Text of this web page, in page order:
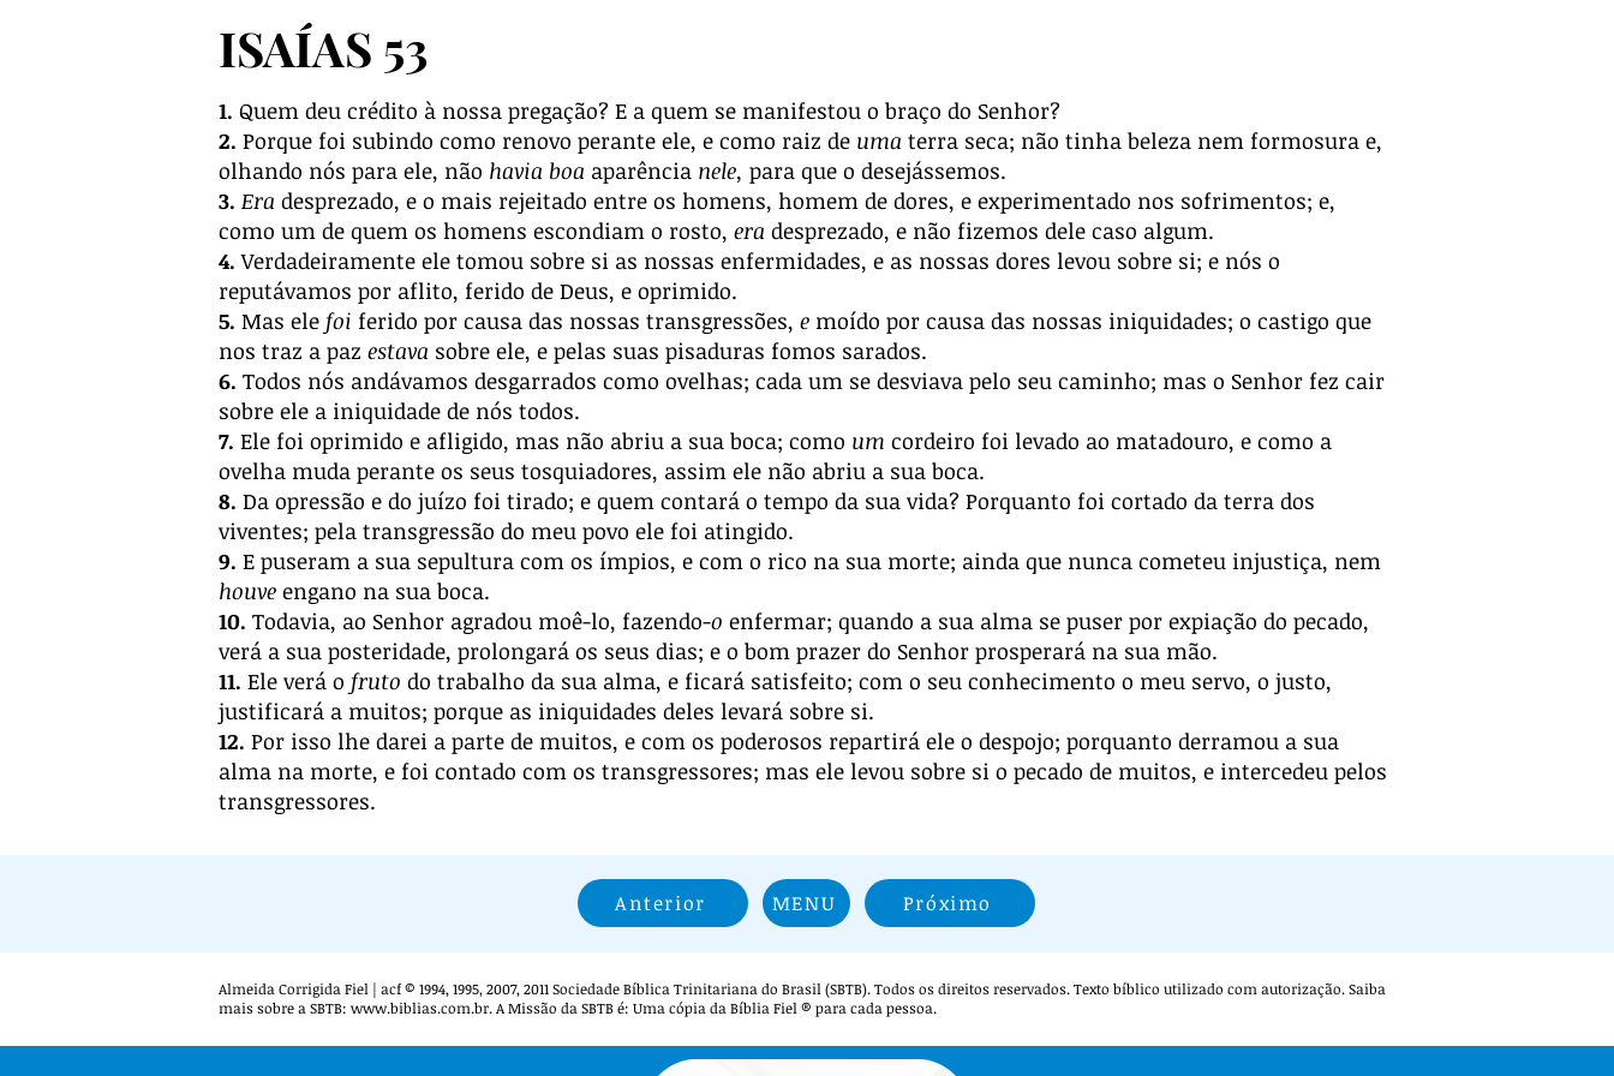
ISAÍAS 53
1. Quem deu crédito à nossa pregação? E a quem se manifestou o braço do Senhor?
2. Porque foi subindo como renovo perante ele, e como raiz de uma terra seca; não tinha beleza nem formosura e,
olhando nós para ele, não havia boa aparência nele, para que o desejássemos.
3. Era desprezado, e o mais rejeitado entre os homens, homem de dores, e experimentado nos sofrimentos; e,
como um de quem os homens escondiam o rosto, era desprezado, e não fizemos dele caso algum.
4. Verdadeiramente ele tomou sobre si as nossas enfermidades, e as nossas dores levou sobre si; e nós o
reputávamos por aflito, ferido de Deus, e oprimido.
5. Mas ele foi ferido por causa das nossas transgressões, e moído por causa das nossas iniquidades; o castigo que
nos traz a paz estava sobre ele, e pelas suas pisaduras fomos sarados.
6. Todos nós andávamos desgarrados como ovelhas; cada um se desviava pelo seu caminho; mas o Senhor fez cair
sobre ele a iniquidade de nós todos.
7. Ele foi oprimido e afligido, mas não abriu a sua boca; como um cordeiro foi levado ao matadouro, e como a
ovelha muda perante os seus tosquiadores, assim ele não abriu a sua boca.
8. Da opressão e do juízo foi tirado; e quem contará o tempo da sua vida? Porquanto foi cortado da terra dos
viventes; pela transgressão do meu povo ele foi atingido.
9. E puseram a sua sepultura com os ímpios, e com o rico na sua morte; ainda que nunca cometeu injustiça, nem
houve engano na sua boca.
10. Todavia, ao Senhor agradou moê-lo, fazendo-o enfermar; quando a sua alma se puser por expiação do pecado,
verá a sua posteridade, prolongará os seus dias; e o bom prazer do Senhor prosperará na sua mão.
11. Ele verá o fruto do trabalho da sua alma, e ficará satisfeito; com o seu conhecimento o meu servo, o justo,
justificará a muitos; porque as iniquidades deles levará sobre si.
12. Por isso lhe darei a parte de muitos, e com os poderosos repartirá ele o despojo; porquanto derramou a sua
alma na morte, e foi contado com os transgressores; mas ele levou sobre si o pecado de muitos, e intercedeu pelos
transgressores.
Anterior MENU Próximo
Almeida Corrigida Fiel | acf © 1994, 1995, 2007, 2011 Sociedade Bíblica Trinitariana do Brasil (SBTB). Todos os direitos reservados. Texto bíblico utilizado com autorização. Saiba
mais sobre a SBTB: www.biblias.com.br. A Missão da SBTB é: Uma cópia da Bíblia Fiel ® para cada pessoa.